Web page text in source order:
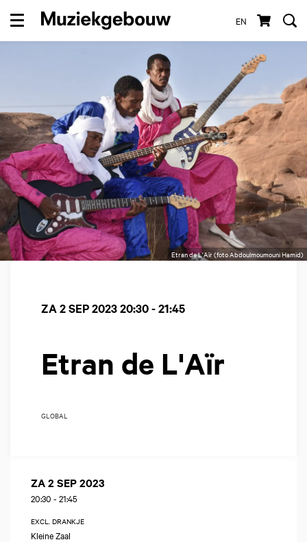
EN
Menu
Etran de L'Aïr (foto Abdoulmoumouni Hamid)
Etran de L'Aïr
ZA 2 SEP 202320:30 - 21:45
GLOBAL
ZA 2 SEP 2023
20:30 - 21:45
EXCL. DRANKJE
Kleine Zaal